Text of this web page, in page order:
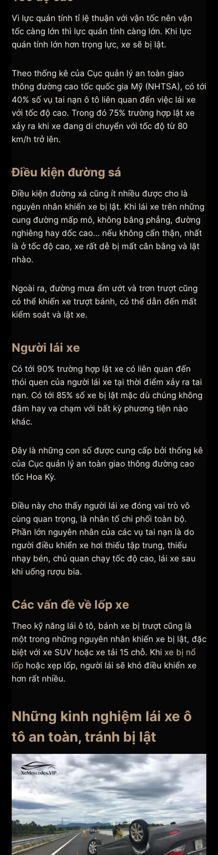
Vì lực quán tính tỉ lệ thuận với vận tốc nên vận
tốc càng lớn thì lực quán tính càng lớn. Khi lực
quán tính lớn hơn trọng lực, xe sẽ bị lật.
Theo thống kê của Cục quản lý an toàn giao
thông đường cao tốc quốc gia Mỹ (NHTSA), có tới
40% số vụ tai nạn ô tô liên quan đến việc lái xe
với tốc độ cao. Trong đó 75% trường hợp lật xe
xảy ra khi xe đang di chuyển với tốc độ từ 80
km/h trở lên.
Điều kiện đường sá
Điều kiện đường xá cũng ít nhiều được cho là
nguyên nhân khiến xe bị lật. Khi lái xe trên những
cung đường mấp mô, không bằng phẳng, đường
nghiêng hay dốc cao… nếu không cẩn thận, nhất
là ở tốc độ cao, xe rất dễ bị mất cân bằng và lật
nhào.
Ngoài ra, đường mưa ẩm ướt và trơn trượt cũng
có thể khiến xe trượt bánh, có thể dẫn đến mất
kiểm soát và lật xe.
Người lái xe
Có tới 90% trường hợp lật xe có liên quan đến
thói quen của người lái xe tại thời điểm xảy ra tai
nạn. Có tới 85% số xe bị lật mặc dù chúng không
đâm hay va chạm với bất kỳ phương tiện nào
khác.
Đây là những con số được cung cấp bởi thống kê
của Cục quản lý an toàn giao thông đường cao
tốc Hoa Kỳ.
Điều này cho thấy người lái xe đóng vai trò vô
cùng quan trọng, là nhân tố chi phối toàn bộ.
Phần lớn nguyên nhân của các vụ tai nạn là do
người điều khiển xe hơi thiếu tập trung, thiếu
nhạy bén, chủ quan chạy tốc độ cao, lái xe sau
khi uống rượu bia.
Các vấn đề về lốp xe
Theo kỹ năng lái ô tô, bánh xe bị trượt cũng là
một trong những nguyên nhân khiến xe bị lật, đặc
biệt với xe SUV hoặc xe tải 15 chỗ. Khi xe bị nổ
lốp hoặc xẹp lốp, người lái sẽ khó điều khiển xe
hơn rất nhiều.
Những kinh nghiệm lái xe ô
tô an toàn, tránh bị lật